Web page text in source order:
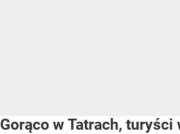
Gorąco w Tatrach, turyści